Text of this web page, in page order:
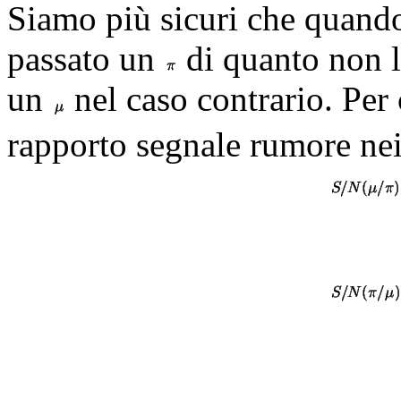
Siamo più sicuri che
passato un
di quanto non
un
nel caso contrario.
rapporto segnale rumore